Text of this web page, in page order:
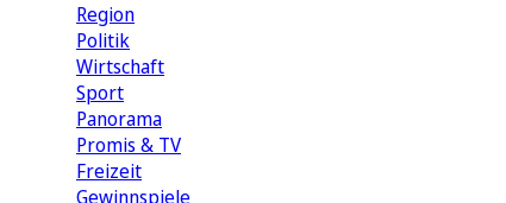
Region
Politik
Wirtschaft
Sport
Panorama
Promis & TV
Freizeit
Gewinnspiele